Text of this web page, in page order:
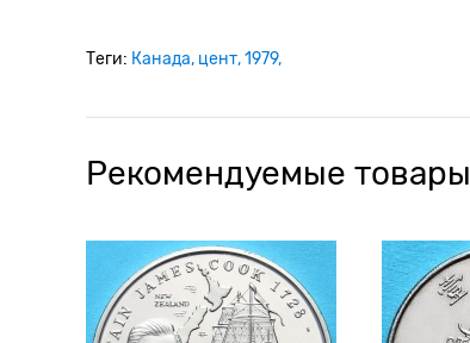
Теги: Канада цент 1979
Рекомендуемые товары